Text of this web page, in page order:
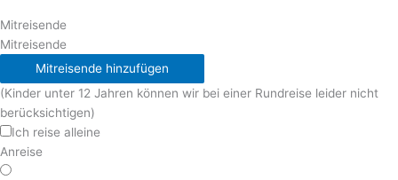
Mitreisende
Mitreisende
Mitreisende hinzufügen
(Kinder unter 12 Jahren können wir bei einer Rundreise leider nicht
berücksichtigen)
Ich reise alleine
Anreise